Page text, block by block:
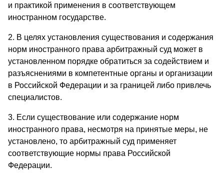
и практикой применения в соответствующем
иностранном государстве.
2. В целях установления существования и содержания
норм иностранного права арбитражный суд может в
установленном порядке обратиться за содействием и
разъяснениями в компетентные органы и организации
в Российской Федерации и за границей либо привлечь
специалистов.
3. Если существование или содержание норм
иностранного права, несмотря на принятые меры, не
установлено, то арбитражный суд применяет
соответствующие нормы права Российской
Федерации.